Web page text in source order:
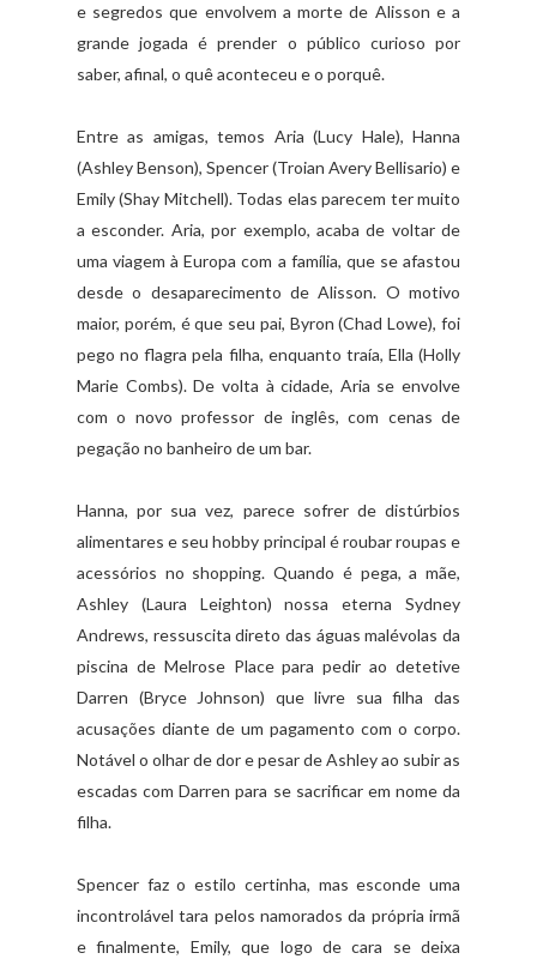
e segredos que envolvem a morte de Alisson e a
grande jogada é prender o público curioso por
saber, afinal, o quê aconteceu e o porquê.
Entre as amigas, temos Aria (Lucy Hale), Hanna
(Ashley Benson), Spencer (Troian Avery Bellisario) e
Emily (Shay Mitchell). Todas elas parecem ter muito
a esconder. Aria, por exemplo, acaba de voltar de
uma viagem à Europa com a família, que se afastou
desde o desaparecimento de Alisson. O motivo
maior, porém, é que seu pai, Byron (Chad Lowe), foi
pego no flagra pela filha, enquanto traía, Ella (Holly
Marie Combs). De volta à cidade, Aria se envolve
com o novo professor de inglês, com cenas de
pegação no banheiro de um bar.
Hanna, por sua vez, parece sofrer de distúrbios
alimentares e seu hobby principal é roubar roupas e
acessórios no shopping. Quando é pega, a mãe,
Ashley (Laura Leighton) nossa eterna Sydney
Andrews, ressuscita direto das águas malévolas da
piscina de Melrose Place para pedir ao detetive
Darren (Bryce Johnson) que livre sua filha das
acusações diante de um pagamento com o corpo.
Notável o olhar de dor e pesar de Ashley ao subir as
escadas com Darren para se sacrificar em nome da
filha.
Spencer faz o estilo certinha, mas esconde uma
incontrolável tara pelos namorados da própria irmã
e finalmente, Emily, que logo de cara se deixa